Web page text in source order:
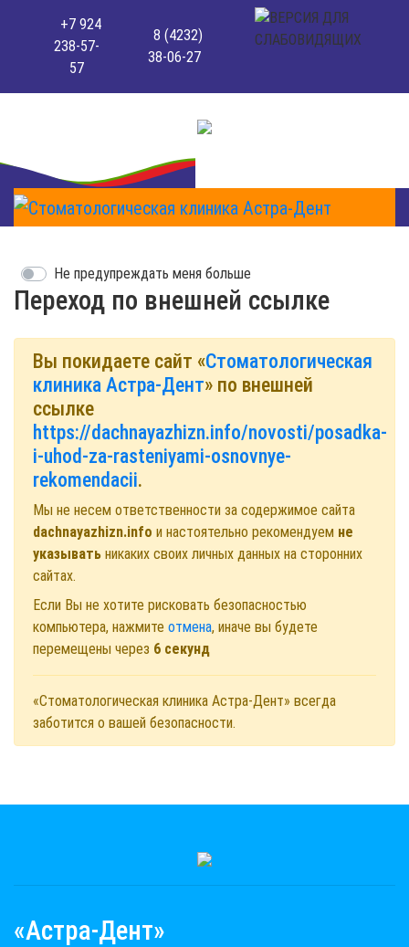
+7 924
238-57-
57
8 (4232)
38-06-27
Переход по внешней ссылке
Не предупреждать меня больше
Вы покидаете сайт «Стоматологическая
клиника Астра-Дент» по внешней
ссылке
https://dachnayazhizn.info/novosti/posadka-
i-uhod-za-rasteniyami-osnovnye-
rekomendacii.
Мы не несем ответственности за содержимое сайта
dachnayazhizn.info и настоятельно рекомендуем не
указывать никаких своих личных данных на сторонних
сайтах.
Если Вы не хотите рисковать безопасностью
компьютера, нажмите отмена, иначе вы будете
перемещены через 6 секунд
«Стоматологическая клиника Астра-Дент» всегда
заботится о вашей безопасности.
«Астра-Дент»